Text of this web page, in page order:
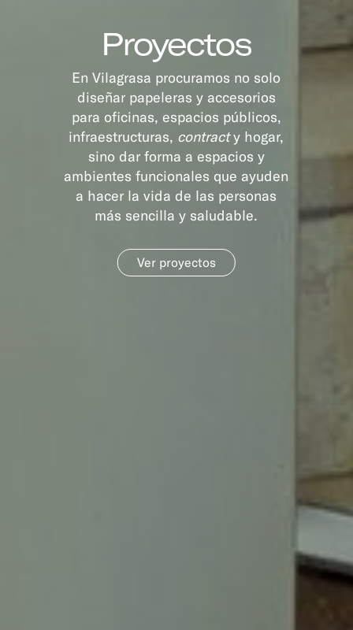
Proyectos
En Vilagrasa procuramos no solo
diseñar papeleras y accesorios
para oficinas, espacios públicos,
infraestructuras, contracty hogar,
sino dar forma a espacios y
ambientes funcionales que ayuden
a hacer la vida de las personas
más sencilla y saludable.
Ver proyectos